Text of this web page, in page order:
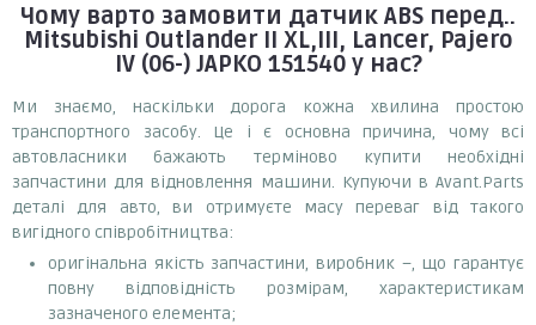
Чому варто замовити датчик ABS перед..
Mitsubishi Outlander II XL,III, Lancer, Pajero
IV (06-) JAPKO 151540у нас?
Ми знаємо, наскільки дорога кожна хвилина простою
транспортного засобу. Це і є основна причина, чому всі
автовласники бажають терміново купити необхідні
запчастини для відновлення машини. Купуючи в Avant.Parts
деталі для авто, ви отримуєте масу переваг від такого
вигідного співробітництва:
оригінальна якість запчастини, виробник –, що гарантує
повну відповідність розмірам, характеристикам
зазначеного елемента;